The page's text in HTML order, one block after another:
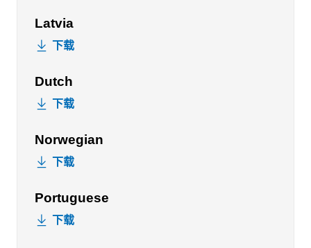
Latvia
下载
Dutch
下载
Norwegian
下载
Portuguese
下载